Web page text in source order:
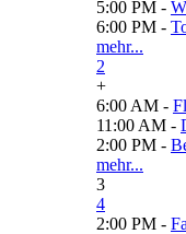
5:00 PM -
6:00 PM -
mehr...
2
+
6:00 AM -
11:00 AM -
2:00 PM -
mehr...
3
4
2:00 PM -